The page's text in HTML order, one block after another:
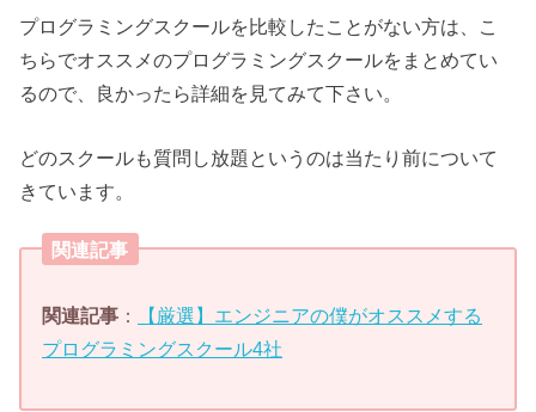
プログラミングスクールを比較したことがない方は、こ
ちらでオススメのプログラミングスクールをまとめてい
るので、良かったら詳細を見てみて下さい。
どのスクールも質問し放題というのは当たり前について
きています。
関連記事
関連記事 ：
【厳選】エンジニアの僕がオススメする
プログラミングスクール4社